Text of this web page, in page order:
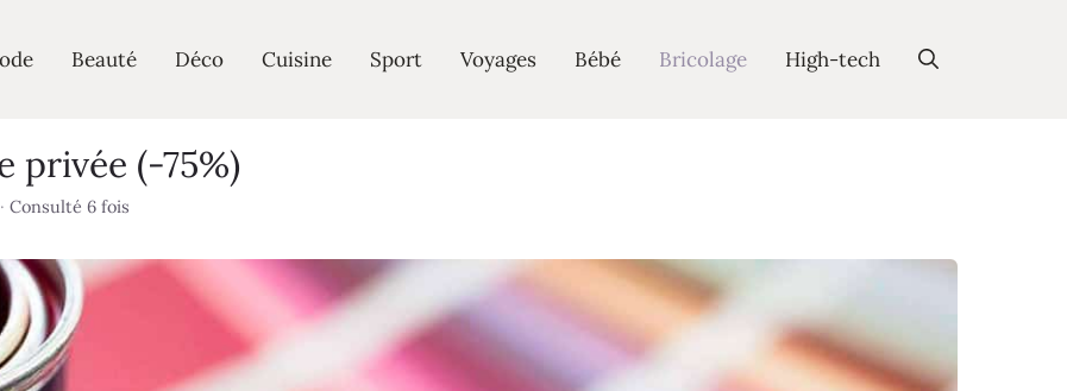
Beauté Déco Cuisine Sport Voyages Bébé Bricolage High-tech
privée (-75%)
· Consulté 6 fois